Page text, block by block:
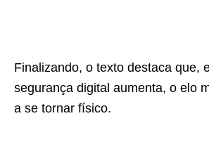
Finalizando, o texto destaca que,
segurança digital aumenta, o elo
a se tornar físico.